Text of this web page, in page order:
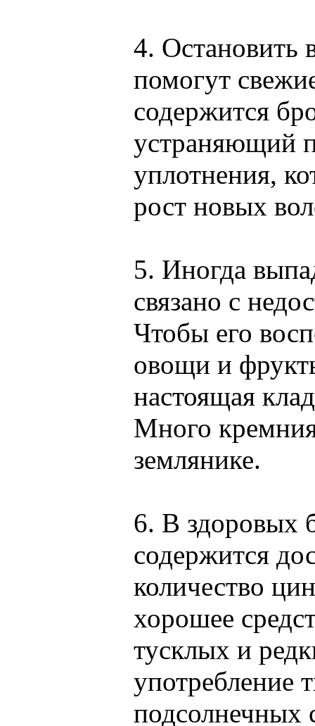
4. Остановить
помогут
содержится
устраняющий
уплотнения,
рост новых
5. Иногда
связано с
Чтобы его
овощи и
настоящая
Много
землянике.
6. В здоровых
содержится
количество
хорошее
тусклых и
употребление
подсолнечных